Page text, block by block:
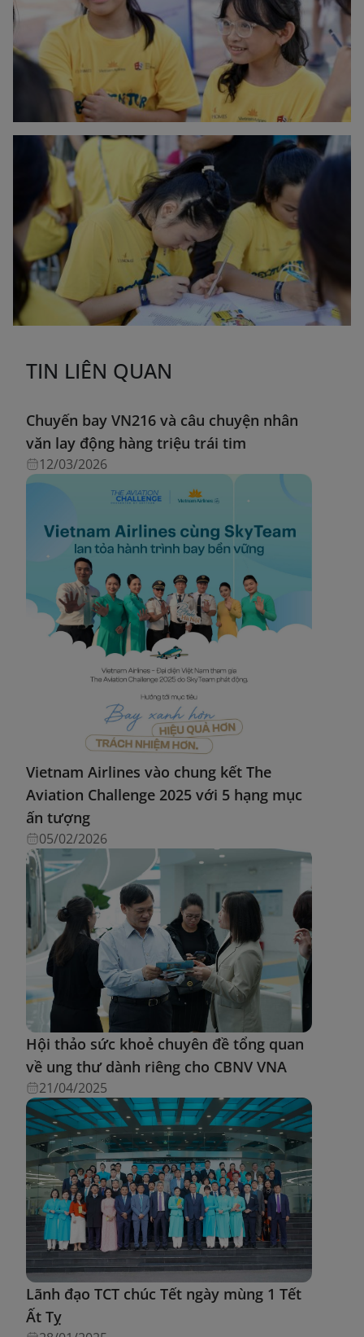
TIN LIÊN QUAN
Chuyến bay VN216 và câu chuyện nhân
văn lay động hàng triệu trái tim
12/03/2026
Vietnam Airlines vào chung kết The
Aviation Challenge 2025 với 5 hạng mục
ấn tượng
05/02/2026
Hội thảo sức khoẻ chuyên đề tổng quan
về ung thư dành riêng cho CBNV VNA
21/04/2025
Lãnh đạo TCT chúc Tết ngày mùng 1 Tết
Ất Tỵ